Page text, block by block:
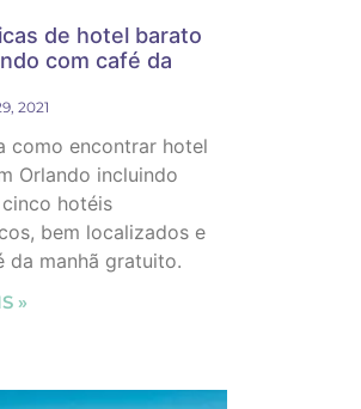
de hotel barato
com café da
2021
como encontrar hotel
Orlando incluindo
hotéis
bem localizados e
da manhã gratuito.
»